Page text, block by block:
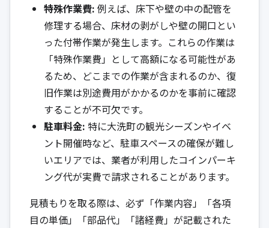
特殊作業費: 例えば、床下や壁の中の配管を
修理する場合、床材の剥がしや壁の開口とい
った付帯作業が発生します。これらの作業は
「特殊作業費」として高額になる可能性があ
るため、どこまでの作業が含まれるのか、復
旧作業は別途費用がかかるのかを事前に確認
することが不可欠です。
駐車料金: 特に大洗町の観光シーズンやイベ
ント開催時など、駐車スペースの確保が難し
いエリアでは、業者が利用したコインパーキ
ング代が実費で請求されることがあります。
見積もりを取る際は、必ず「作業内容」「各項
目の単価」「部品代」「諸経費」が記載された